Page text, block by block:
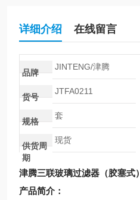
详细介绍 在线留言
品牌
JINTENG/津腾
货号
JTFA0211
规格
套
供货周
期
现货
津腾三联玻璃过滤器（胶塞式）
产品简介：